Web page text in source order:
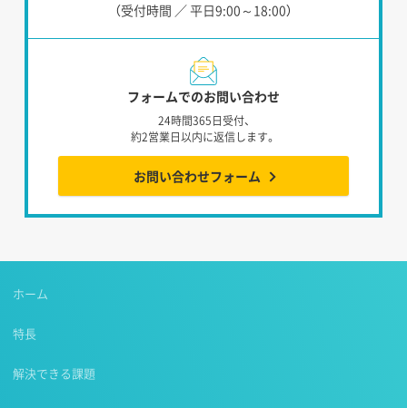
（受付時間 ／ 平日9:00～18:00）
フォームでのお問い合わせ
24時間365日受付、
約2営業日以内に返信します。
お問い合わせフォーム
ホーム
特長
解決できる課題